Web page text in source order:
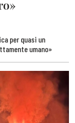
per quasi un
umano»